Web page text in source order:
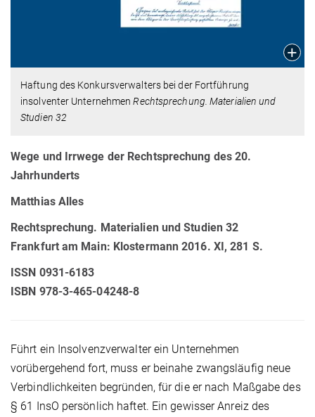
Haftung des Konkursverwalters bei der Fortführung
insolventer UnternehmenRechtsprechung. Materialien und
Studien 32
Wege und Irrwege der Rechtsprechung des 20.
Jahrhunderts
Matthias Alles
Rechtsprechung. Materialien und Studien 32
Frankfurt am Main: Klostermann 2016. XI, 281 S.
ISSN 0931-6183
ISBN 978-3-465-04248-8
Führt ein Insolvenzverwalter ein Unternehmen
vorübergehend fort, muss er beinahe zwangsläufig neue
Verbindlichkeiten begründen, für die er nach Maßgabe des
§ 61 InsO persönlich haftet. Ein gewisser Anreiz des